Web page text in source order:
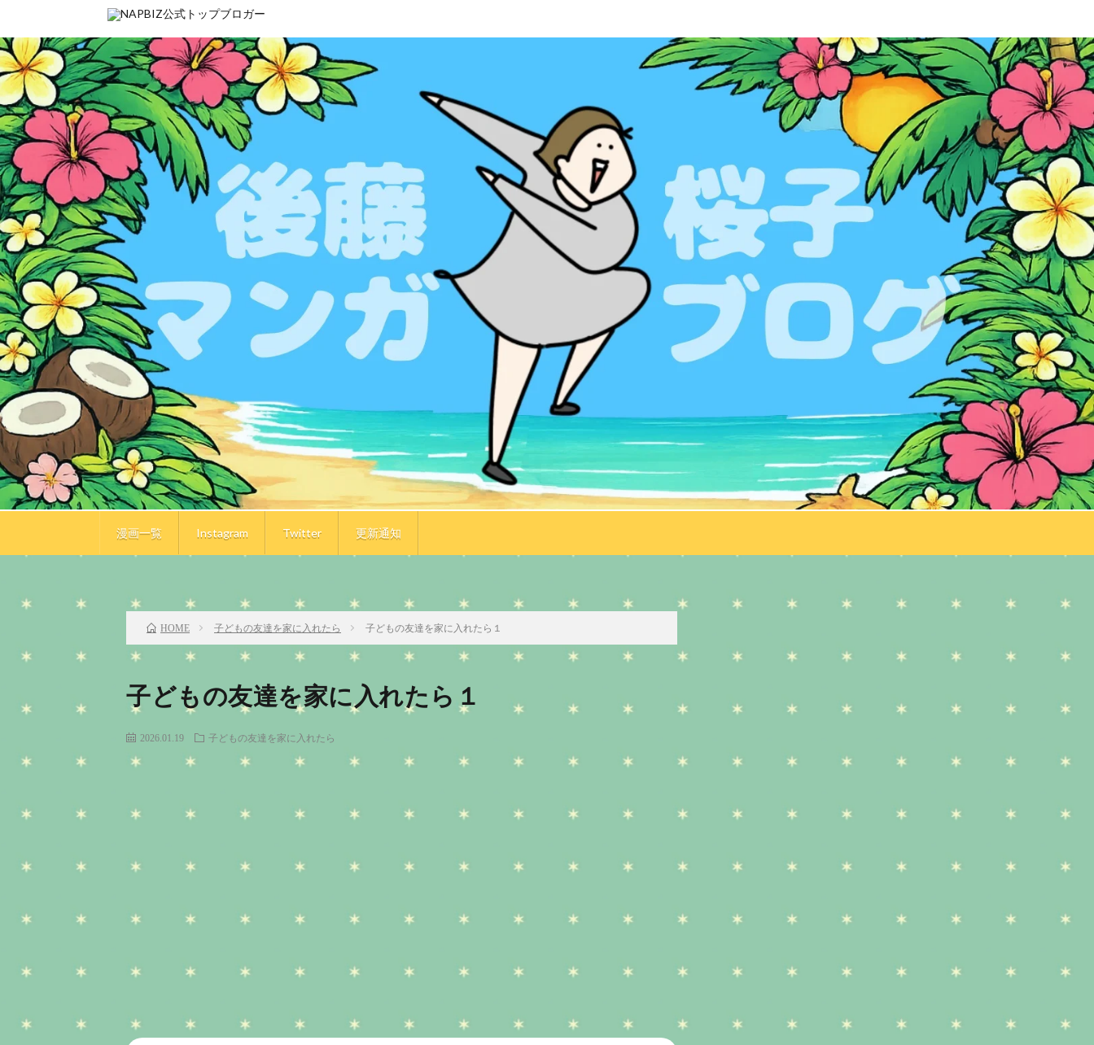
漫画一覧 Instagram Twitter
更新通知
TOP
次のお話
HOME 子どもの友達を家に入れたら 子どもの友達を家に入れたら１
子どもの友達を家に入れたら１
2026.01.19 子どもの友達を家に入れたら